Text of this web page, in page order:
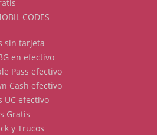
CODES
sin tarjeta
en efectivo
Pass efectivo
Cash efectivo
UC efectivo
Gratis
y Trucos